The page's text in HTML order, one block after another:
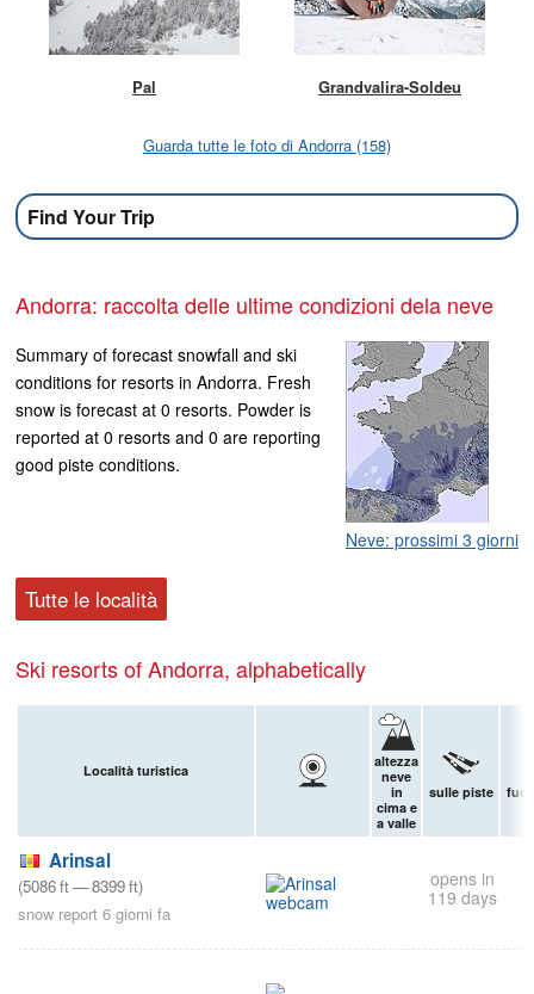
Pal Grandvalira-Soldeu
Guarda tutte le foto di Andorra (158)
Find Your Trip
Andorra: raccolta delle ultime condizioni dela neve
Neve: prossimi 3 giorni
Summary of forecast snowfall and ski
conditions for resorts in Andorra. Fresh
snow is forecast at 0 resorts. Powder is
reported at 0 resorts and 0 are reporting
good piste conditions.
Tutte le località
Ski resorts of Andorra, alphabetically
Località turistica
altezza
neve
in
cima e
a valle
sulle piste
Arinsal
(5086ft—8399ft)
snow report 6 giorni fa
opens in
119 days